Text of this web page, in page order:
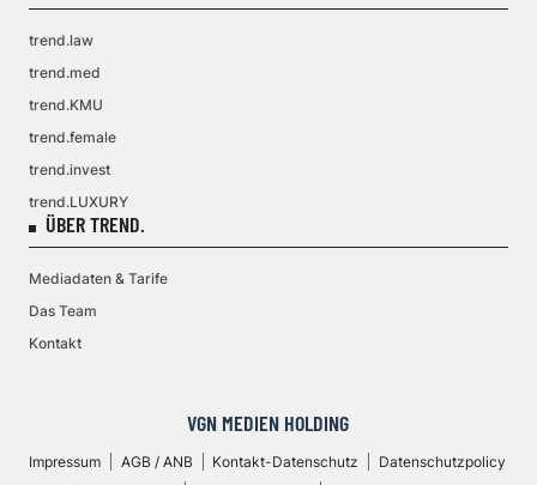
trend.law
trend.med
trend.KMU
trend.female
trend.invest
trend.LUXURY
ÜBER TREND.
Mediadaten & Tarife
Das Team
Kontakt
VGN MEDIEN HOLDING
Impressum AGB / ANB Kontakt-Datenschutz
Datenschutzpolicy